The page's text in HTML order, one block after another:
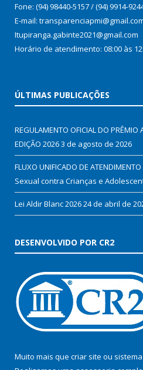
Fone: (94) 98440-5157 / (94) 9914-
E-mail:
Itupiranga.gabinte2021@gmail.com
Horário de atendimento: 08:00 às
ÚLTIMAS PUBLICAÇÕES
REGULAMENTO OFICIAL DO PRÊMIO
EDIÇÃO 20263 de agosto de 2026
FLUXO UNIFICADO DE
Sexual contra Crianças e
Lei Aldir Blanc 202624 de abril de
DESENVOLVIDO POR CR2
Muito mais que criar site ou